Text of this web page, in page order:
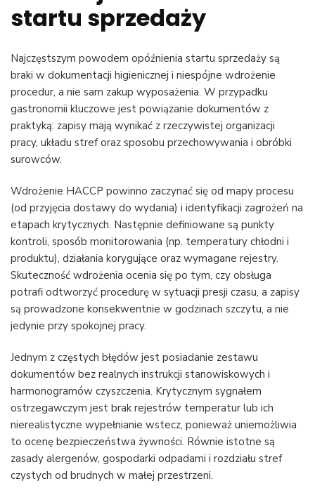
startu sprzedaży
Najczęstszym powodem opóźnienia startu sprzedaży są
braki w dokumentacji higienicznej i niespójne wdrożenie
procedur, a nie sam zakup wyposażenia. W przypadku
gastronomii kluczowe jest powiązanie dokumentów z
praktyką: zapisy mają wynikać z rzeczywistej organizacji
pracy, układu stref oraz sposobu przechowywania i obróbki
surowców.
Wdrożenie HACCP powinno zaczynać się od mapy procesu
(od przyjęcia dostawy do wydania) i identyfikacji zagrożeń na
etapach krytycznych. Następnie definiowane są punkty
kontroli, sposób monitorowania (np. temperatury chłodni i
produktu), działania korygujące oraz wymagane rejestry.
Skuteczność wdrożenia ocenia się po tym, czy obsługa
potrafi odtworzyć procedurę w sytuacji presji czasu, a zapisy
są prowadzone konsekwentnie w godzinach szczytu, a nie
jedynie przy spokojnej pracy.
Jednym z częstych błędów jest posiadanie zestawu
dokumentów bez realnych instrukcji stanowiskowych i
harmonogramów czyszczenia. Krytycznym sygnałem
ostrzegawczym jest brak rejestrów temperatur lub ich
nierealistyczne wypełnianie wstecz, ponieważ uniemożliwia
to ocenę bezpieczeństwa żywności. Równie istotne są
zasady alergenów, gospodarki odpadami i rozdziału stref
czystych od brudnych w małej przestrzeni.